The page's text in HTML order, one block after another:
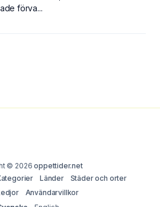
förva...
© 2026oppettider.net
Länder
Städer och orter
Användarvillkor